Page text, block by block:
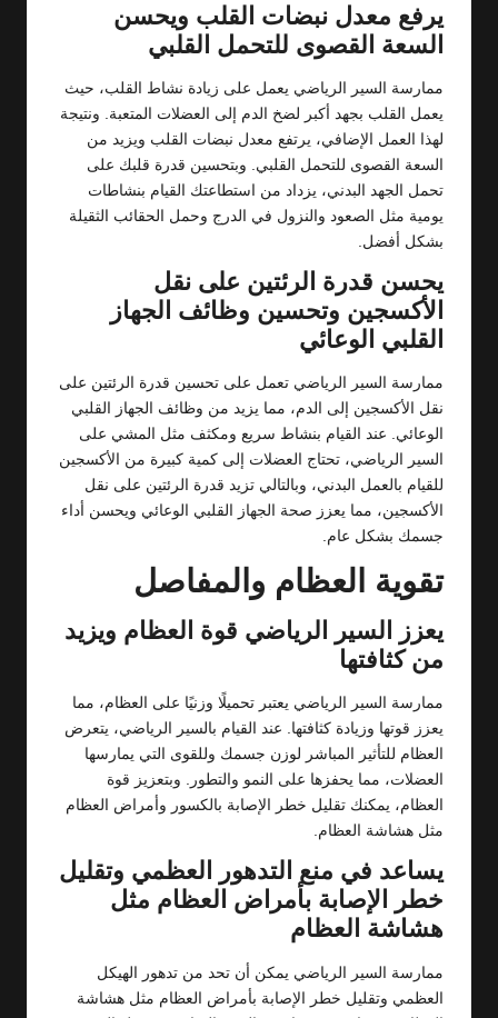
يرفع معدل نبضات القلب ويحسن
السعة القصوى للتحمل القلبي
ممارسة السير الرياضي يعمل على زيادة نشاط القلب، حيث
يعمل القلب بجهد أكبر لضخ الدم إلى العضلات المتعبة. ونتيجة
لهذا العمل الإضافي، يرتفع معدل نبضات القلب ويزيد من
السعة القصوى للتحمل القلبي. وبتحسين قدرة قلبك على
تحمل الجهد البدني، يزداد من استطاعتك القيام بنشاطات
يومية مثل الصعود والنزول في الدرج وحمل الحقائب الثقيلة
بشكل أفضل.
يحسن قدرة الرئتين على نقل
الأكسجين وتحسين وظائف الجهاز
القلبي الوعائي
ممارسة السير الرياضي تعمل على تحسين قدرة الرئتين على
نقل الأكسجين إلى الدم، مما يزيد من وظائف الجهاز القلبي
الوعائي. عند القيام بنشاط سريع ومكثف مثل المشي على
السير الرياضي، تحتاج العضلات إلى كمية كبيرة من الأكسجين
للقيام بالعمل البدني، وبالتالي تزيد قدرة الرئتين على نقل
الأكسجين، مما يعزز صحة الجهاز القلبي الوعائي ويحسن أداء
جسمك بشكل عام.
تقوية العظام والمفاصل
يعزز السير الرياضي قوة العظام ويزيد
من كثافتها
ممارسة السير الرياضي يعتبر تحميلًا وزنيًا على العظام، مما
يعزز قوتها وزيادة كثافتها. عند القيام بالسير الرياضي، يتعرض
العظام للتأثير المباشر لوزن جسمك وللقوى التي يمارسها
العضلات، مما يحفزها على النمو والتطور. وبتعزيز قوة
العظام، يمكنك تقليل خطر الإصابة بالكسور وأمراض العظام
مثل هشاشة العظام.
يساعد في منع التدهور العظمي وتقليل
خطر الإصابة بأمراض العظام مثل
هشاشة العظام
ممارسة السير الرياضي يمكن أن تحد من تدهور الهيكل
العظمي وتقليل خطر الإصابة بأمراض العظام مثل هشاشة